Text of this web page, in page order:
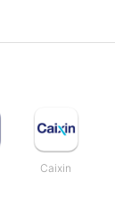
Caixin